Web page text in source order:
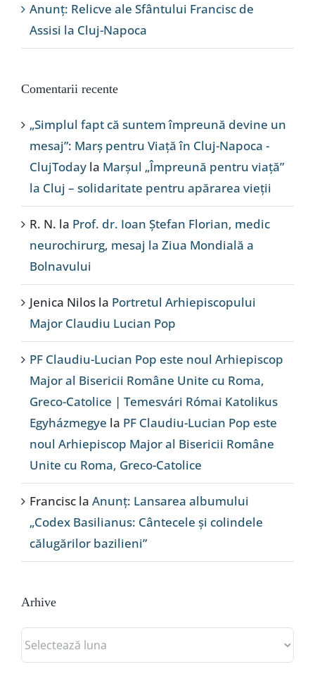
Anunț: Relicve ale Sfântului Francisc de
Assisi la Cluj-Napoca
Comentarii recente
„Simplul fapt că suntem împreună devine un
mesaj”: Marș pentru Viață în Cluj-Napoca -
ClujToday la Marșul „Împreună pentru viață”
la Cluj – solidaritate pentru apărarea vieții
R. N. la Prof. dr. Ioan Ștefan Florian, medic
neurochirurg, mesaj la Ziua Mondială a
Bolnavului
Jenica Nilos la Portretul Arhiepiscopului
Major Claudiu Lucian Pop
PF Claudiu-Lucian Pop este noul Arhiepiscop
Major al Bisericii Române Unite cu Roma,
Greco-Catolice | Temesvári Római Katolikus
Egyházmegye la PF Claudiu-Lucian Pop este
noul Arhiepiscop Major al Bisericii Române
Unite cu Roma, Greco-Catolice
Francisc la Anunț: Lansarea albumului
„Codex Basilianus: Cântecele și colindele
călugărilor bazilieni”
Arhive
Arhive